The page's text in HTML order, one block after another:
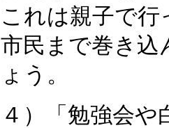
これは親子で
市民まで巻き込
ょう。
４）「勉強会